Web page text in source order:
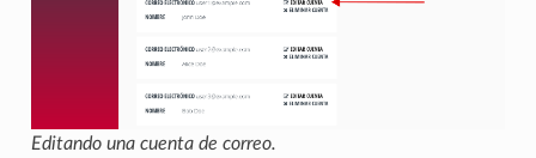
Editando una cuenta de correo.